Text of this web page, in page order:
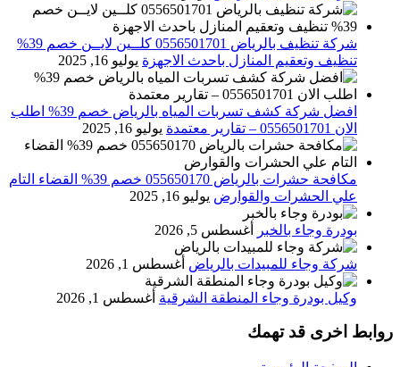
شركة تنظيف بالرياض 0556501701 كلــين لايــن خصم 39%
تنظيف وتعقيم المنازل باحدث الاجهزة يوليو 16, 2025
افضل شركة كشف تسربات المياه بالرياض خصم 39% اطلب
الان 0556501701‬‏ – تقارير معتمدة
يوليو 16, 2025
مكافحة حشرات بالرياض 055650170 خصم 39% القضاء التام
علي الحشرات والقوارض يوليو 16, 2025
بودرة وجاء بالخبر أغسطس 5, 2026
شركة وجاء للمبيدات بالرياض أغسطس 1, 2026
وكيل بودرة وجاء المنطقة الشرقية أغسطس 1, 2026
روابط اخرى قد تهمك